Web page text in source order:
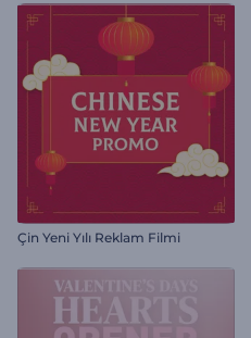
Çin Yeni Yılı Reklam Filmi